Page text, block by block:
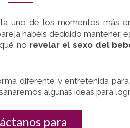
DEL
BEBÉ
EN
uno de los momentos más
habéis decidido mantener
no revelar el sexo del
diferente y entretenida
algunas ideas para
para